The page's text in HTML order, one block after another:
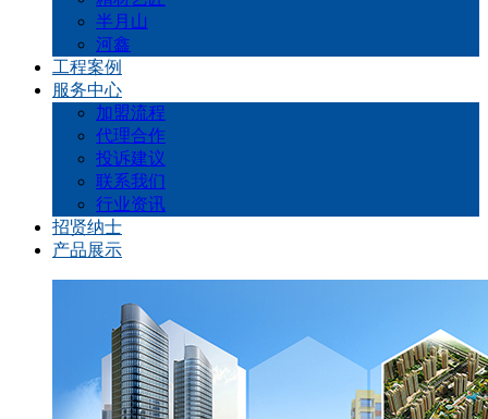
半月山
河鑫
工程案例
服务中心
加盟流程
代理合作
投诉建议
联系我们
行业资讯
招贤纳士
产品展示